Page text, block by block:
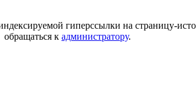
гиперссылки на страницу-
обращаться к администратору.